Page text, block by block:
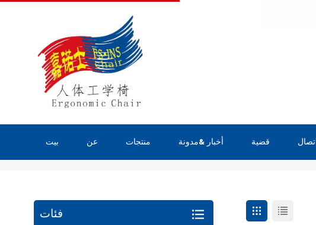
بيت عن منتجات أخبار &مدونة قضية اتصال
يبحث
فئات